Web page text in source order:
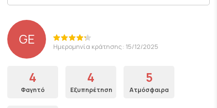
GE Ημερομηνία κράτησης: 15/12/2025
4
Φαγητό
4
Εξυπηρέτηση
5
Ατμόσφαιρα